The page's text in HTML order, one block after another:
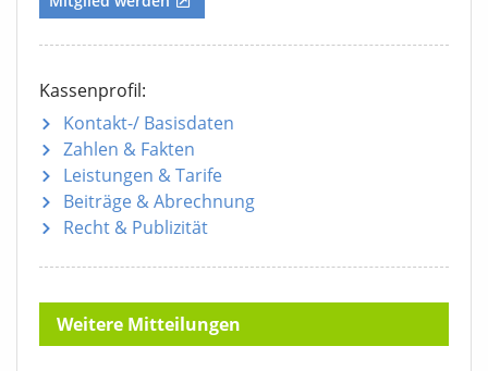
Kassenprofil:
Kontakt-/ Basisdaten
Zahlen & Fakten
Leistungen & Tarife
Beiträge & Abrechnung
Recht & Publizität
Weitere Mitteilungen